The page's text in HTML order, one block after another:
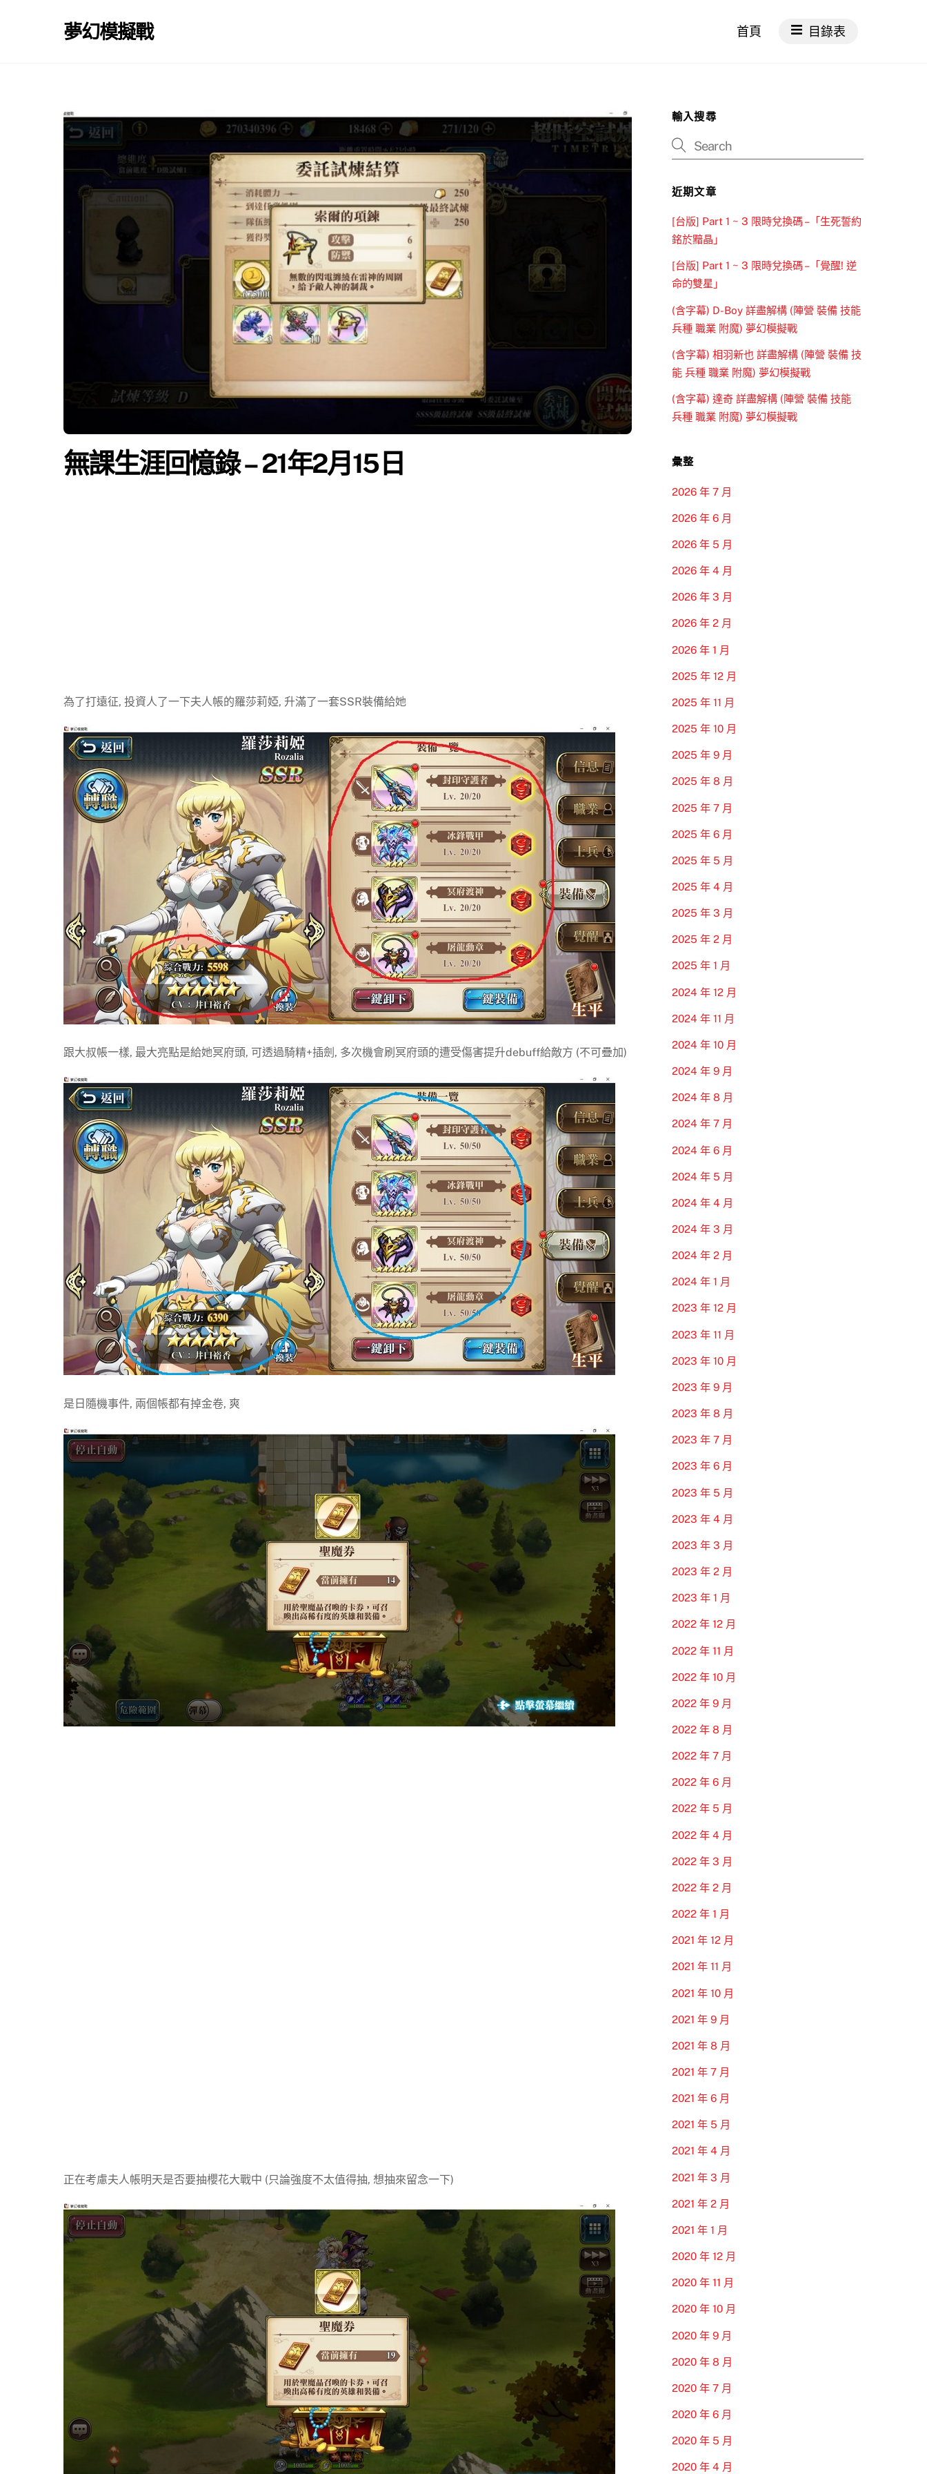
夢幻模擬戰 首頁 目錄表
無課生涯回憶錄 – 21年2月15日
為了打遠征, 投資人了一下夫人帳的羅莎莉婭, 升滿了一套SSR裝備給她
跟大叔帳一樣, 最大亮點是給她冥府頭, 可透過騎精+插劍, 多次機會刷冥府頭的遭受傷害提升debuff給敵方 (不可疊加)
是日隨機事件, 兩個帳都有掉金卷, 爽
正在考慮夫人帳明天是否要抽櫻花大戰中 (只論強度不太值得抽, 想抽來留念一下)
輸入搜尋
近期文章
[台版] Part 1 ~ 3 限時兌換碼 –「生死誓約
銘於黯晶」
[台版] Part 1 ~ 3 限時兌換碼 –「覺醒! 逆
命的雙星」
(含字幕) D-Boy 詳盡解構 (陣營 裝備 技能
兵種 職業 附魔) 夢幻模擬戰
(含字幕) 相羽新也 詳盡解構 (陣營 裝備 技
能 兵種 職業 附魔) 夢幻模擬戰
(含字幕) 達奇 詳盡解構 (陣營 裝備 技能
兵種 職業 附魔) 夢幻模擬戰
彙整
2026 年 7 月
2026 年 6 月
2026 年 5 月
2026 年 4 月
2026 年 3 月
2026 年 2 月
2026 年 1 月
2025 年 12 月
2025 年 11 月
2025 年 10 月
2025 年 9 月
2025 年 8 月
2025 年 7 月
2025 年 6 月
2025 年 5 月
2025 年 4 月
2025 年 3 月
2025 年 2 月
2025 年 1 月
2024 年 12 月
2024 年 11 月
2024 年 10 月
2024 年 9 月
2024 年 8 月
2024 年 7 月
2024 年 6 月
2024 年 5 月
2024 年 4 月
2024 年 3 月
2024 年 2 月
2024 年 1 月
2023 年 12 月
2023 年 11 月
2023 年 10 月
2023 年 9 月
2023 年 8 月
2023 年 7 月
2023 年 6 月
2023 年 5 月
2023 年 4 月
2023 年 3 月
2023 年 2 月
2023 年 1 月
2022 年 12 月
2022 年 11 月
2022 年 10 月
2022 年 9 月
2022 年 8 月
2022 年 7 月
2022 年 6 月
2022 年 5 月
2022 年 4 月
2022 年 3 月
2022 年 2 月
2022 年 1 月
2021 年 12 月
2021 年 11 月
2021 年 10 月
2021 年 9 月
2021 年 8 月
2021 年 7 月
2021 年 6 月
2021 年 5 月
2021 年 4 月
2021 年 3 月
2021 年 2 月
2021 年 1 月
2020 年 12 月
2020 年 11 月
2020 年 10 月
2020 年 9 月
2020 年 8 月
2020 年 7 月
2020 年 6 月
2020 年 5 月
2020 年 4 月